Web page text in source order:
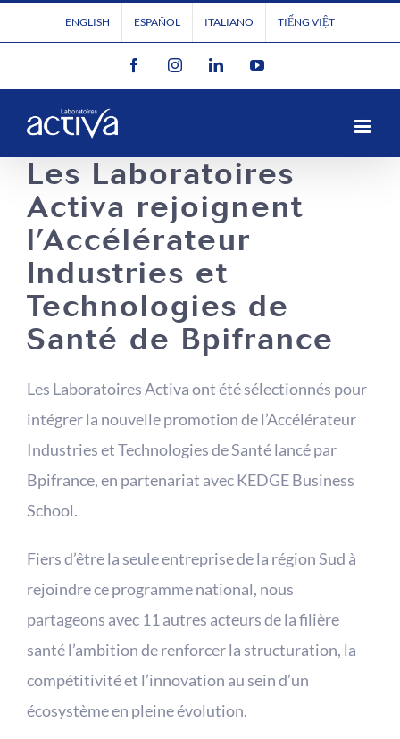
au
ENGLISH ESPAÑOL ITALIANO TIẾNG VIỆT
FacebookInstagramLinkedInYouTube
Les Laboratoires
Activa rejoignent
l’Accélérateur
Industries et
Technologies de
Santé de Bpifrance
Les Laboratoires Activa ont été sélectionnés pour
intégrer la nouvelle promotion de l’Accélérateur
Industries et Technologies de Santé lancé par
Bpifrance, en partenariat avec KEDGE Business
School.
Fiers d’être la seule entreprise de la région Sud à
rejoindre ce programme national, nous
partageons avec 11 autres acteurs de la filière
santé l’ambition de renforcer la structuration, la
compétitivité et l’innovation au sein d’un
écosystème en pleine évolution.